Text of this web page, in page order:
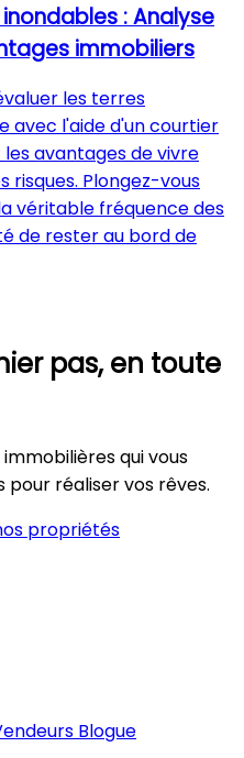
: Analyse
immobiliers
les terres
avec l'aide d'un courtier
avantages de vivre
risques. Plongez-vous
véritable fréquence des
de rester au bord de
pas, en toute
qui vous
réaliser vos rêves.
propriétés
Blogue